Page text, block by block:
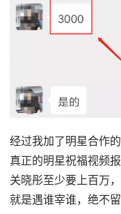
经过我加了明星合作
真正的明星祝福视频
关晓彤至少要上百万
就是遇谁宰谁，绝不留